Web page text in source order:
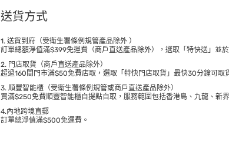
送貨方式
1. 送貨到府（受衛生署條例規管產品除外 ）
訂單總額淨值滿$399免運費（商戶直送產品除外），選取「特快送」並
2. 門店取貨（商戶直送產品除外）
超過160間門市滿$50免費店取，選取「特快門店取貨」最快30分鐘可取
3. 順豐智能櫃（受衛生署條例規管或商戶直送產品除外）
買滿$250免費順豐智能櫃自提點自取，服務範圍包括香港島、九龍、新
4.內地跨境直郵
訂單總淨值滿$500免運費。